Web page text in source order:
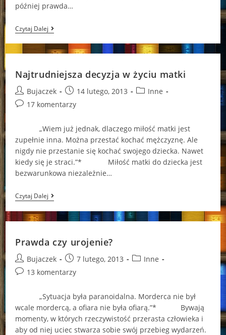
później prawda…
Czytaj DalejCiąg
Dalszy
Nastąpił…
Najtrudniejsza decyzja w życiu matki
Post
author:
Bujaczek
Post
published:
14 lutego, 2013
PostInne
Post17 komentarzy
„Wiem już jednak, dlaczego miłość matki jest
zupełnie inna. Można przestać kochać mężczyznę. Ale
nigdy nie przestanie się kochać swojego dziecka. Nawet
kiedy się je straci.”* Miłość matki do dziecka jest
bezwarunkowa niezależnie…
Czytaj DalejNajtrudniejsza
Decyzja
W
Życiu
Prawda czy urojenie?
Post
author:
Bujaczek
Post
published:
7 lutego, 2013
PostInne
Post13 komentarzy
„Sytuacja była paranoidalna. Morderca nie był
wcale mordercą, a ofiara nie była ofiarą.”* Bywają
momenty, w których rzeczywistość przerasta człowieka i
aby od niej uciec stwarza sobie swój przebieg wydarzeń.